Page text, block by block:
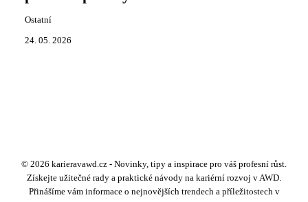
Ostatní
24. 05. 2026
© 2026 karieravawd.cz - Novinky, tipy a inspirace pro váš profesní růst.
Získejte užitečné rady a praktické návody na kariérní rozvoj v AWD.
Přinášíme vám informace o nejnovějších trendech a příležitostech v